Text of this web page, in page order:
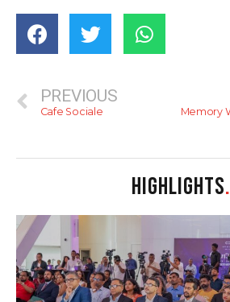
PREVIOUS
Cafe Sociale
HIGHLIGHTS.